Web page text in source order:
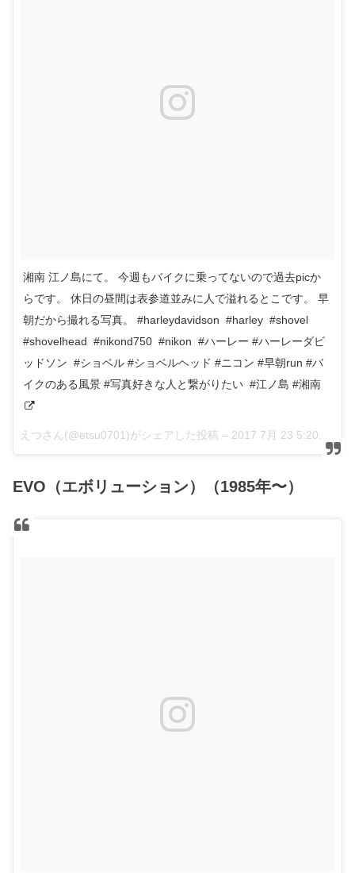
湘南 江ノ島にて。 今週もバイクに乗ってないので過去picか
らです。 休日の昼間は表参道並みに人で溢れるとこです。 早
朝だから撮れる写真。 #harleydavidson #harley #shovel
#shovelhead #nikond750 #nikon #ハーレー #ハーレーダビ
ッドソン #ショベル #ショベルヘッド #ニコン #早朝run #バ
イクのある風景 #写真好きな人と繋がりたい #江ノ島 #湘南
えつさん(@etsu0701)がシェアした投稿 – 2017 7月 23 5:20午後 PDT
EVO（エボリューション）（1985年〜）